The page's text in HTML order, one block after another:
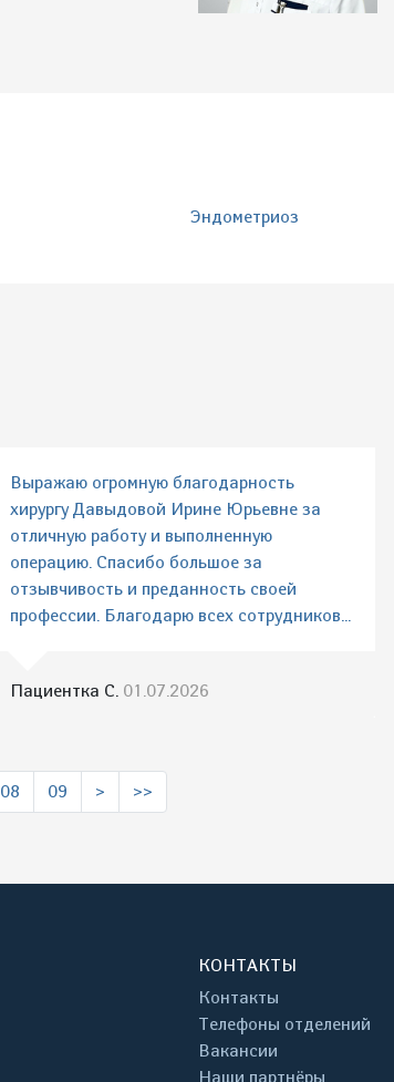
Эндометриоз
Выражаю огромную благодарность
хирургу Давыдовой Ирине Юрьевне за
отличную работу и выполненную
операцию. Спасибо большое за
отзывчивость и преданность своей
профессии. Благодарю всех сотрудников...
Пациентка С. 01.07.2026
08 09 > >>
КОНТАКТЫ
Контакты
Телефоны отделений
Вакансии
Наши партнёры